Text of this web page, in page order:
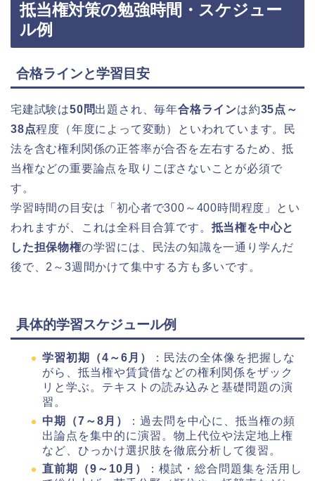
抵当権対策の勉強時間・スケジュー
ル例
合格ラインと学習目安
宅建試験は50問出題され、毎年合格ラインは約35点～
38点程度（年度によって変動）といわれています。民
法を含む権利関係の正答率が合否を左右するため、抵
当権などの重要論点を取りこぼさないことが必須で
す。
学習時間の目安は「初心者で300～400時間程度」とい
われますが、これは全科目合算です。 抵当権を中心と
した担保物権の学習には、民法の知識を一通り学んだ
後で、2～3週間かけて集中する方も多いです。
具体的学習スケジュール例
学習初期（4～6月）
：民法の全体像を把握しな
がら、抵当権や賃貸借などの権利関係をザック
リと学ぶ。テキストの読み込みと基礎問題の演
習。
中期（7～8月）
：過去問を中心に、抵当権の頻
出論点を集中的に演習。物上代位や法定地上権
など、ひっかけ選択肢を徹底分析して復習。
直前期（9～10月）
：模試・総合問題集を活用し